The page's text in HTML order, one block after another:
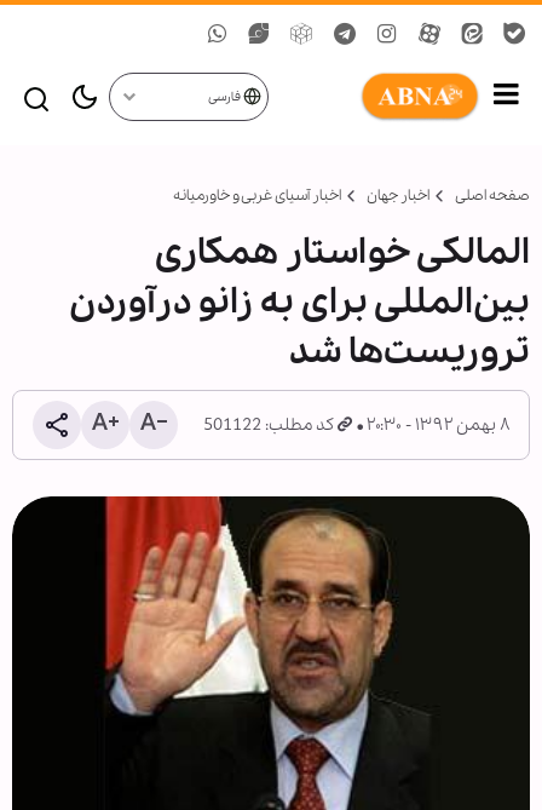
فارسی
صفحه اصلی اخبار جهان اخبار آسیای غربی و خاورمیانه
المالکی خواستار همکاری
بین‌المللی برای به زانو درآوردن
تروریست‌ها شد
۸ بهمن ۱۳۹۲ - ۲۰:۳۰ کد مطلب: 501122